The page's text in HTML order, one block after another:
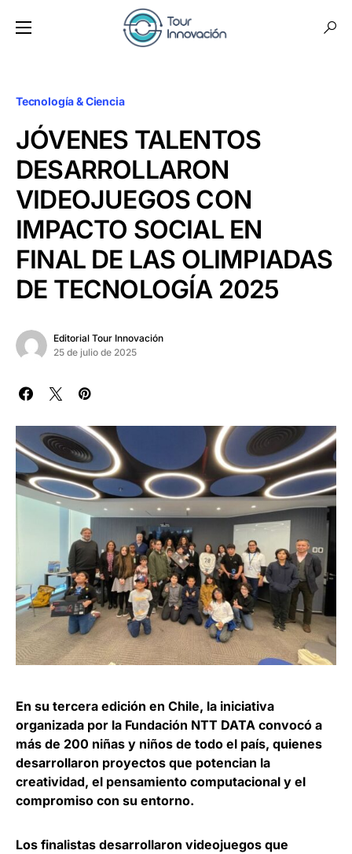
Tecnología & Ciencia
JÓVENES TALENTOS
DESARROLLARON
VIDEOJUEGOS CON
IMPACTO SOCIAL EN
FINAL DE LAS OLIMPIADAS
DE TECNOLOGÍA 2025
Editorial Tour Innovación
25 de julio de 2025
En su tercera edición en Chile, la iniciativa
organizada por la Fundación NTT DATA convocó a
más de 200 niñas y niños de todo el país, quienes
desarrollaron proyectos que potencian la
creatividad, el pensamiento computacional y el
compromiso con su entorno.
Los finalistas desarrollaron videojuegos que